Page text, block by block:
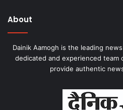
About
Dainik Aamogh is the leading
dedicated and experienced team
provide authentic